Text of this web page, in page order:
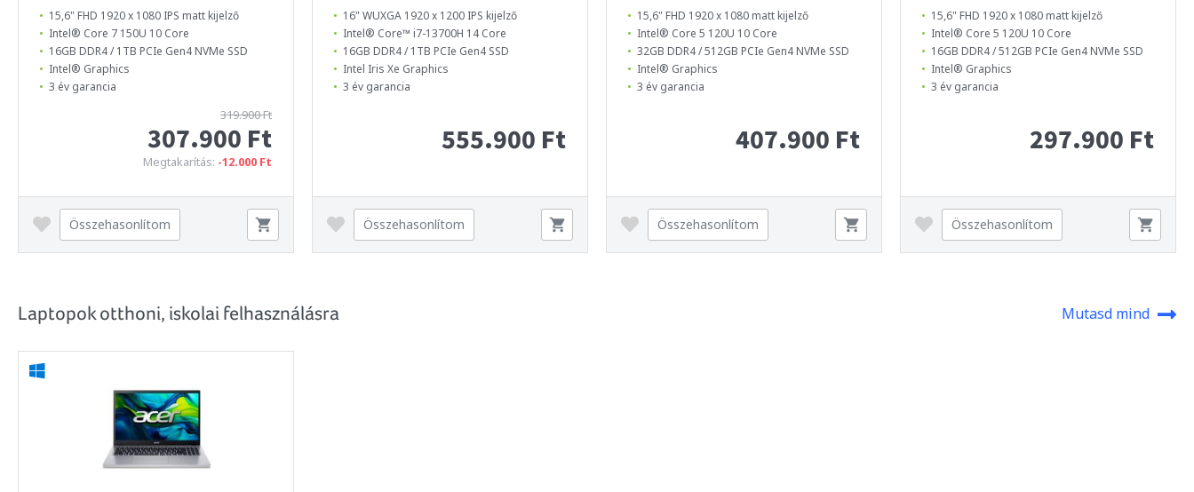
15,6" FHD 1920 x 1080 IPS matt kijelző
Intel® Core 7 150U 10 Core
16GB DDR4 / 1TB PCIe Gen4 NVMe SSD
Intel® Graphics
3 év garancia
319.900 Ft
307.900 Ft
Megtakarítás: -12.000 Ft
Összehasonlítom
16" WUXGA 1920 x 1200 IPS kijelző
Intel® Core™ i7-13700H 14 Core
16GB DDR4 / 1TB PCIe Gen4 SSD
Intel Iris Xe Graphics
3 év garancia
555.900 Ft
Összehasonlítom
15,6" FHD 1920 x 1080 matt kijelző
Intel® Core 5 120U 10 Core
32GB DDR4 / 512GB PCIe Gen4 NVMe SSD
Intel® Graphics
3 év garancia
407.900 Ft
Összehasonlítom
15,6" FHD 1920 x 1080 matt kijelző
Intel® Core 5 120U 10 Core
16GB DDR4 / 512GB PCIe Gen4 NVMe SSD
Intel® Graphics
3 év garancia
297.900 Ft
Összehasonlítom
Laptopok otthoni, iskolai felhasználásra Mutasd mind